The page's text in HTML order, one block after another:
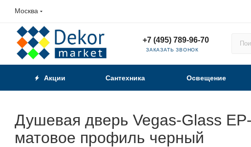
Москва
+7 (495) 789-96-70
ЗАКАЗАТЬ ЗВОНОК
Акции Сантехника Освещение
Душевая дверь Vegas-Glass
матовое профиль черный